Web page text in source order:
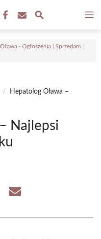
Oława - Ogłoszenia | Sprzedam |
/
Hepatolog Oława –
Najlepsi
Share